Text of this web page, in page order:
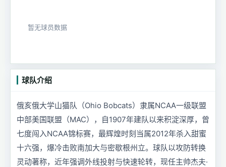
暂无球员数据
球队介绍
俄亥俄大学山猫队（Ohio Bobcats）隶属NCAA一级联盟
中部美国联盟（MAC），自1907年建队以来积淀深厚，曾
七度闯入NCAA锦标赛，最辉煌时刻当属2012年杀入甜蜜
十六强，爆冷击败南加大与密歇根州立。球队以攻防转换
灵动著称，近年强调外线投射与快速轮转，现任主帅杰夫·